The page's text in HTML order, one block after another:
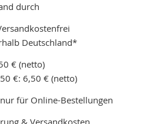
durch
Deutschland*
€ (netto)
€: 6,50 € (netto)
für Online-Bestellungen